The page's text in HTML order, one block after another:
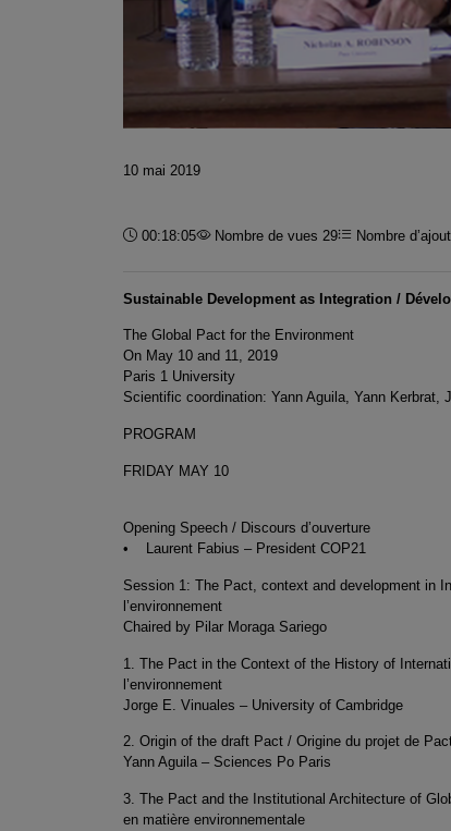
10 mai 2019
Durée :
00:18:05 Nombre de vues 29 Nombre
Sustainable Development as Integration /
The Global Pact for the Environment
On May 10 and 11, 2019
Paris 1 University
Scientific coordination: Yann Aguila, Yann Kerbrat,
PROGRAM
FRIDAY MAY 10
Opening Speech / Discours d’ouverture
• Laurent Fabius – President COP21
Session 1: The Pact, context and development in
l’environnement
Chaired by Pilar Moraga Sariego
1. The Pact in the Context of the History of
l’environnement
Jorge E. Vinuales – University of Cambridge
2. Origin of the draft Pact / Origine du projet de
Yann Aguila – Sciences Po Paris
3. The Pact and the Institutional Architecture of
en matière environnementale